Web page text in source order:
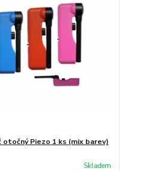
Piezo 1 ks (mix barev)
Skladem